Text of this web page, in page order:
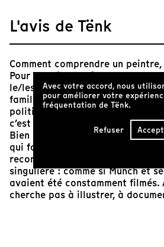
L'avis de Tënk
Comment comprendre un
Pour Watkins la réponse est
le/les comprendre sans
familial, intime mais aussi les
politiques qui traversent une
c’est avec force que Watkins
Bien loin de la forme classique
qui fait alterner documents
reconstitution, le cinéaste invente
singulière : comme si Munch et
avaient été constamment filmés.
cherche pas à illustrer, à
Avec votre accord, nous
pour améliorer votre
fréquentation de Tënk.
Refuser